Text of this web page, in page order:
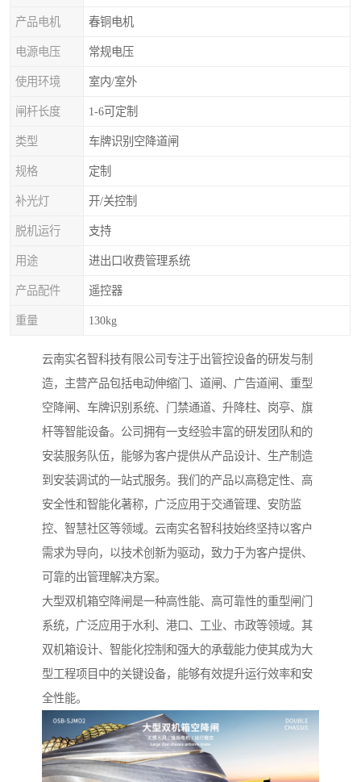
产品电机 春铜电机
电源电压 常规电压
使用环境 室内/室外
闸杆长度 1-6可定制
类型 车牌识别空降道闸
规格 定制
补光灯 开/关控制
脱机运行 支持
用途 进出口收费管理系统
产品配件 遥控器
重量 130kg
云南实名智科技有限公司专注于出管控设备的研发与制
造，主营产品包括电动伸缩门、道闸、广告道闸、重型
空降闸、车牌识别系统、门禁通道、升降柱、岗亭、旗
杆等智能设备。公司拥有一支经验丰富的研发团队和的
安装服务队伍，能够为客户提供从产品设计、生产制造
到安装调试的一站式服务。我们的产品以高稳定性、高
安全性和智能化著称，广泛应用于交通管理、安防监
控、智慧社区等领域。云南实名智科技始终坚持以客户
需求为导向，以技术创新为驱动，致力于为客户提供、
可靠的出管理解决方案。
大型双机箱空降闸是一种高性能、高可靠性的重型闸门
系统，广泛应用于水利、港口、工业、市政等领域。其
双机箱设计、智能化控制和强大的承载能力使其成为大
型工程项目中的关键设备，能够有效提升运行效率和安
全性能。